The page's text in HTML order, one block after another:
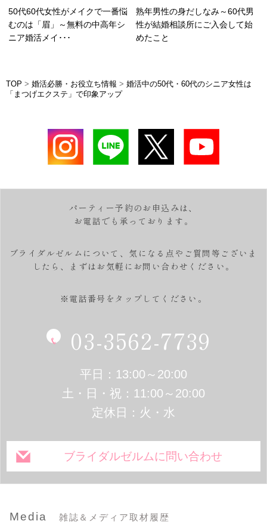
50代60代女性がメイクで一番悩
むのは「眉」～無料の中高年シ
ニア婚活メイ･･･
熟年男性の身だしなみ～60代男
性が結婚相談所にご入会して始
めたこと
TOP > 婚活必勝・お役立ち情報 > 婚活中の50代・60代のシニア女性は
「まつげエクステ」で印象アップ
パーティー予約のお申込みは、
お電話でも承っております。
ブライダルゼルムについて、気になる点やご質問等ございま
したら、
まずはお気軽にお問い合わせください。
※電話番号をタップしてください。
03-3562-7739
平日：13:00～20:00
土・日・祝：11:00～20:00
定休日：火・水
ブライダルゼルムに問い合わせ
Media 雑誌＆メディア取材履歴